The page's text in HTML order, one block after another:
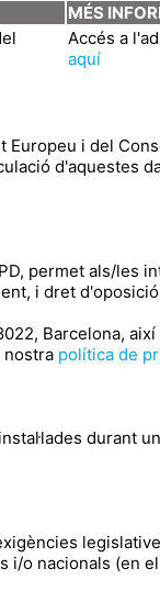
MÉS
Accés a
aquí
i del
d'aquestes
permet als/les
i dret
Barcelona,
nostra política de
durant
o nacionals (en